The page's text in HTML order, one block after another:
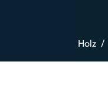
Holz